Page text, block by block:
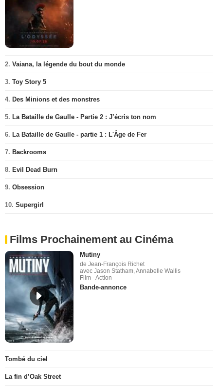
2. Vaiana, la légende du bout du monde
3. Toy Story 5
4. Des Minions et des monstres
5. La Bataille de Gaulle - Partie 2 : J’écris ton nom
6. La Bataille de Gaulle - partie 1 : L'Âge de Fer
7. Backrooms
8. Evil Dead Burn
9. Obsession
10. Supergirl
Films Prochainement au Cinéma
Mutiny
de Jean-François Richet
avec Jason Statham, Annabelle Wallis
Film - Action
Bande-annonce
Tombé du ciel
La fin d’Oak Street